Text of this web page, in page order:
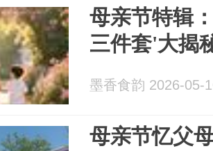
母亲节特辑
三件套'大揭
墨香食韵 2026-05-
母亲节忆父